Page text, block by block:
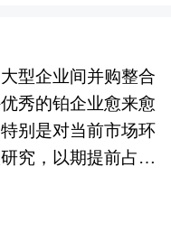
并根据维生素行业
业潜在的风险和防
者对维生素行业的
。
层设计，也是一种
”时期是我国经济社
全面完成小康社会
主义现代化迈进承
五”规划编制工作意
业研究院在对“十
政策带动的发展成
型企业间并购整合
秀的铂企业愈来愈
别是对当前市场环
究，以期提前占领
此，一大批优秀品
翘楚。中研普华利